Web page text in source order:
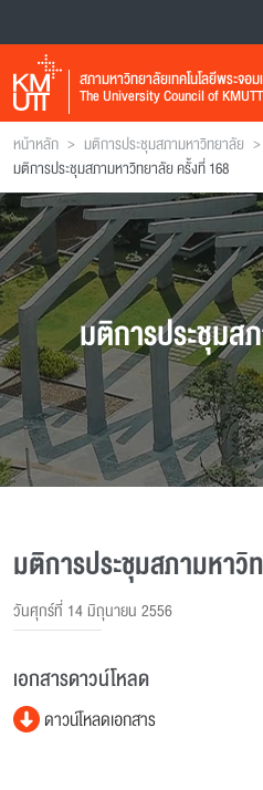
สภามหาวิทยาลัยเทคโนโลยีพระจอ
The University Council of KMUTT
หน้าหลัก > มติการประชุมสภามหาวิทยาลัย >
มติการประชุมสภามหาวิทยาลัย ครั้งที่ 168
มติการประชุมส
มติการประชุมสภามหาวิ
วันศุกร์ที่ 14 มิถุนายน 2556
เอกสารดาวน์โหลด
ดาวน์โหลดเอกสาร